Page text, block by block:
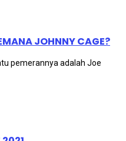
JOHNNY CAGE?
pemerannya adalah Joe